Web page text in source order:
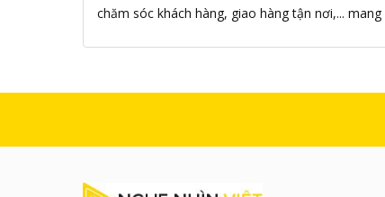
Ampere Creations
AMY
Android
Android Theater Streaming
Android TIVI BOX
chăm sóc khách hàng, giao hàng tận nơi,...